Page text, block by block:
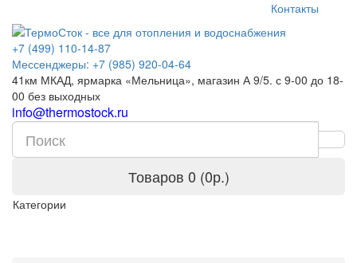
Контакты
+7 (499) 110-14-87
Мессенджеры: +7 (985) 920-04-64
41км МКАД, ярмарка «Мельница», магазин А 9/5. с 9-00 до 18-
00 без выходных
info@thermostock.ru
Товаров 0 (0р.)
Категории